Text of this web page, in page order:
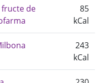
de
85
kCal
243
kCal